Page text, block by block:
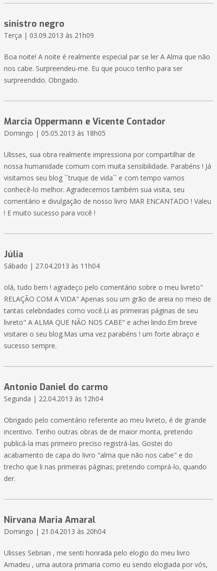
sinistro negro
Terça | 03.09.2013 às 21h09
Boa noite! A noite é realmente especial par se ler A Alma que não
nos cabe. Surpreendeu-me. Eu que pouco tenho para ser
surpreendido. Obrigado.
Marcia Oppermann e Vicente Contador
Domingo | 05.05.2013 às 18h05
Ulisses, sua obra realmente impressiona por compartilhar de
nossa humanidade comum com muita sensibilidade. Parabéns ! Já
visitamos seu blog ``truque de vida´´ e com tempo vamos
conhecê-lo melhor. Agradecemos também sua visita, seu
comentário e divulgação de nosso livro MAR ENCANTADO ! Valeu
! E muito sucesso para você !
Júlia
Sábado | 27.04.2013 às 11h04
olá, tudo bem ! agradeço pelo comentário sobre o meu livreto"
RELAÇÃO COM A VIDA" Apenas sou um grão de areia no meio de
tantas celebridades como você.Li as primeiras páginas de seu
livreto" A ALMA QUE NÃO NOS CABE" e achei lindo.Em breve
visitarei o seu blog.Mas uma vez parabéns ! um forte abraço e
sucesso sempre.
Antonio Daniel do carmo
Segunda | 22.04.2013 às 12h04
Obrigado pelo comentário referente ao meu livreto, é de grande
incentivo. Tenho outras obras de de maior monta, pretendo
publicá-la mas primeiro preciso registrá-las. Gostei do
acabamento de capa do livro "alma que não nos cabe" e do
trecho que li nas primeiras páginas; pretendo comprá-lo, quando
der.
Nirvana Maria Amaral
Domingo | 21.04.2013 às 20h04
Ulisses Sebrian , me senti honrada pelo elogio do meu livro
Amadeu , uma autora primaria como eu sendo elogiada por vós,